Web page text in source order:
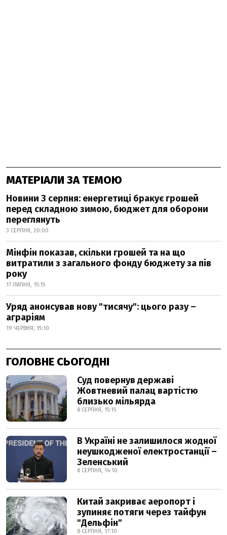
МАТЕРІАЛИ ЗА ТЕМОЮ
Новини 3 серпня: енергетиці бракує грошей
перед складною зимою, бюджет для оборони
переглянуть
3 СЕРПНЯ, 20:00
Мінфін показав, скільки грошей та на що
витратили з загального фонду бюджету за пів
року
17 ЛИПНЯ, 15:15
Уряд анонсував нову "тисячу": цього разу –
аграріям
19 ЧЕРВНЯ, 15:10
ГОЛОВНЕ СЬОГОДНІ
Суд повернув державі
Жовтневий палац вартістю
близько мільярда
8 СЕРПНЯ, 15:15
В Україні не залишилося жодної
неушкодженої електростанції –
Зеленський
8 СЕРПНЯ, 14:10
Китай закриває аеропорт і
зупиняє потяги через тайфун
"Дельфін"
8 СЕРПНЯ, 17:10